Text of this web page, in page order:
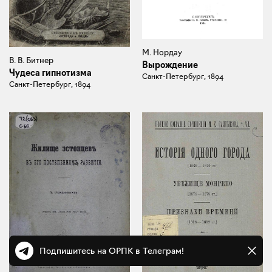
В. В. Битнер
Чудеса гипнотизма
Санкт-Петербург, 1894
М. Нордау
Вырождение
Санкт-Петербург, 1894
Подпишитесь на ОРПК в Телеграм!